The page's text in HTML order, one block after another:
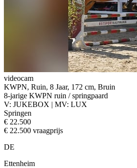
videocam
KWPN, Ruin, 8 Jaar, 172 cm, Bruin
8-jarige KWPN ruin / springpaard
V: JUKEBOX | MV: LUX
Springen
€ 22.500
€ 22.500 vraagprijs
DE
Ettenheim